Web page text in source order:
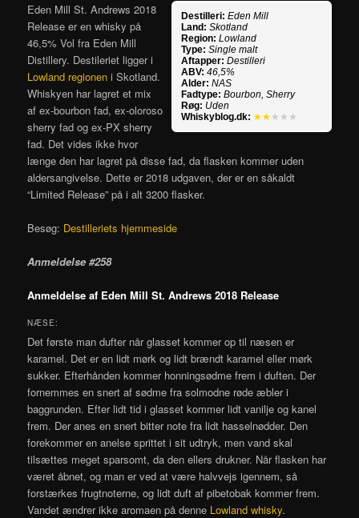
Destilleri: Eden Mill
Land: Skotland
Region: Lowland
Type: Single malt
Aftapper: Destilleri
ABV: 46,5%
Alder: NAS
Fadtype: Bourbon, Sherry
Røg: Uden
Whiskyblog.dk: ★★ ★★★
Eden Mill St. Andrews 2018
Release er en whisky på
46,5% Vol fra Eden Mill
Distillery. Destileriet ligger i
Lowland regionen i Skotland.
Whiskyen har lagret et mix
af ex-bourbon fad, ex-oloroso
sherry fad og ex-PX sherry
fad. Det vides ikke hvor
længe den har lagret på disse fad, da flasken kommer uden
aldersangivelse. Dette er 2018 udgaven, der er en såkaldt
“Limited Release” på i alt 3200 flasker.
Besøg: Destilleriets hjemmeside
Anmeldelse #258
Anmeldelse af Eden Mill St. Andrews 2018 Release
NÆSE:
Det første man dufter når glasset kommer op til næsen er
karamel. Det er en lidt mørk og lidt brændt karamel eller mørk
sukker. Efterhånden kommer honningsødme frem i duften. Der
fornemmes en snert af sødme fra solmodne røde æbler i
baggrunden. Efter lidt tid i glasset kommer lidt vanilje og kanel
frem. Der anes en snert bitter note fra lidt hasselnødder. Den
forekommer en anelse sprittet i sit udtryk, men vand skal
tilsættes meget sparsomt, da den ellers drukner. Når flasken har
været åbnet, og man er ved at være halvvejs igennem, så
forstærkes frugtnoterne, og lidt duft af pibetobak kommer frem.
Vandet ændrer ikke aromaen på denne Lowland whisky.